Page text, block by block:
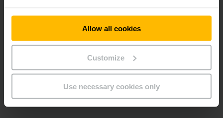
Allow all cookies
Customize
Use necessary cookies only